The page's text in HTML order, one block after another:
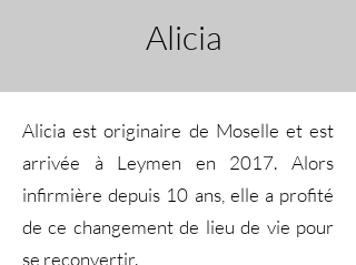
Alicia
Alicia est originaire de Moselle et est
arrivée à Leymen en 2017. Alors
infirmière depuis 10 ans, elle a profité
de ce changement de lieu de vie pour
se reconvertir.